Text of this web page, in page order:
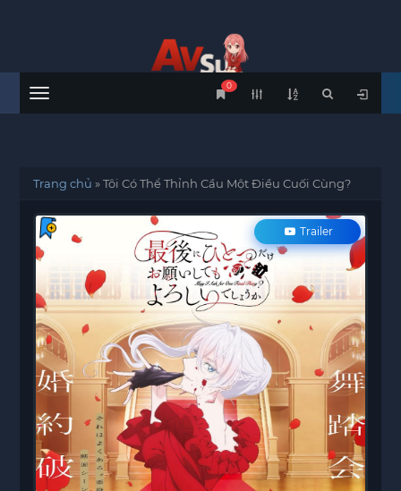
Menu
0
Trang chủ »Tôi Có Thể Thỉnh Cầu Một Điều Cuối Cùng?
Trailer